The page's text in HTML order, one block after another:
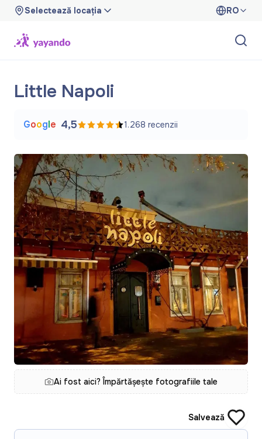
Selectează locația RO
Little Napoli
Google 4,5 1.268 recenzii
Ai fost aici? Împărtășește fotografiile tale
Salvează